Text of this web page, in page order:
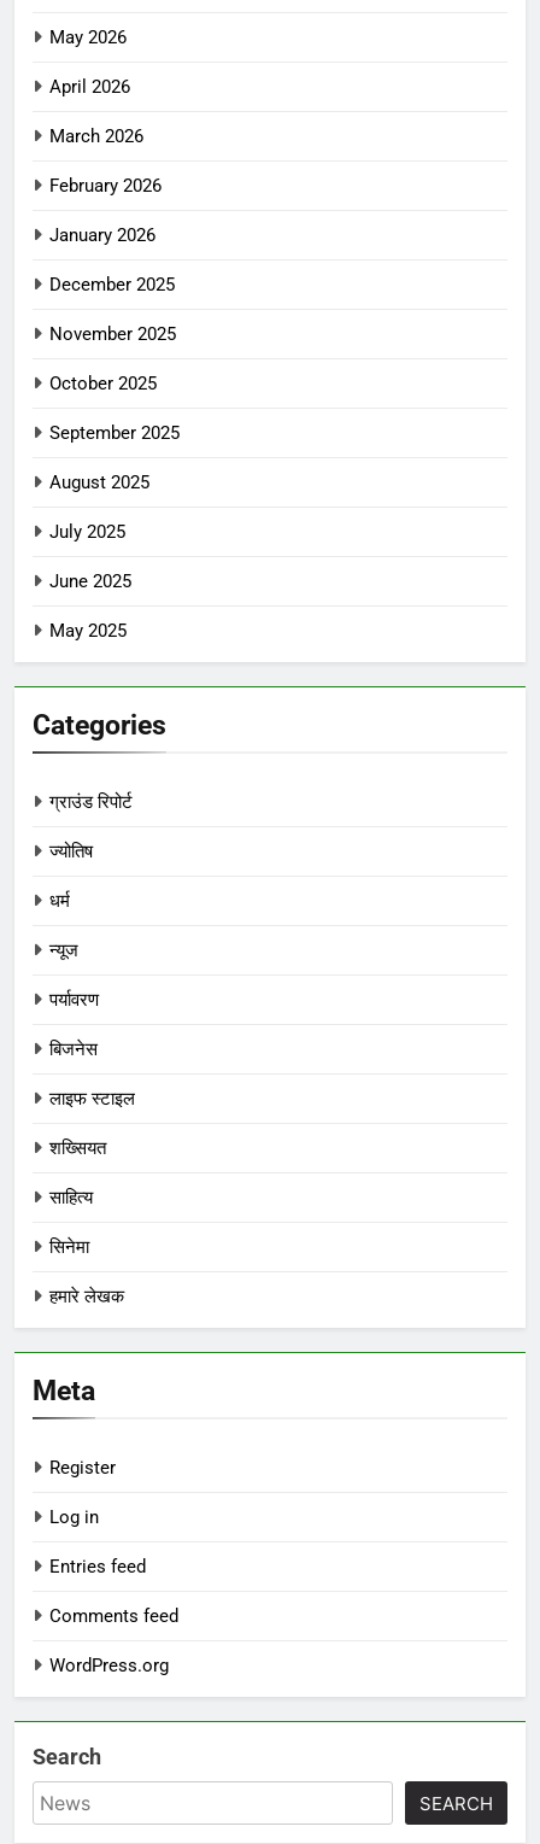
May 2026
April 2026
March 2026
February 2026
January 2026
December 2025
November 2025
October 2025
September 2025
August 2025
July 2025
June 2025
May 2025
Categories
ग्राउंड रिपोर्ट
ज्योतिष
धर्म
न्यूज
पर्यावरण
बिजनेस
लाइफ स्टाइल
शख्सियत
साहित्य
सिनेमा
हमारे लेखक
Meta
Register
Log in
Entries feed
Comments feed
WordPress.org
Search
SEARCH